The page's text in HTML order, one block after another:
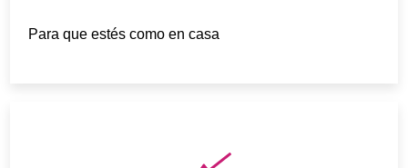
Para que estés como en casa